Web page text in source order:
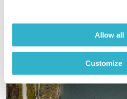
Allow all
Customize